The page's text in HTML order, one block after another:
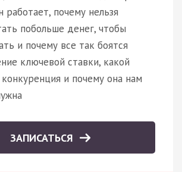
работает, почему нельзя
побольше денег, чтобы
и почему все так боятся
ключевой ставки, какой
и почему она нам
ЗАПИСАТЬСЯ